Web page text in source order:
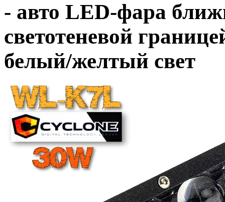
- авто LED-фара
светотеневой
белый/желтый свет